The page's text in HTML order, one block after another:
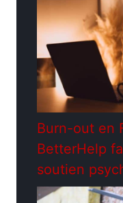
Burn-out en
BetterHelp
soutien